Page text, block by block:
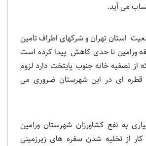
می آید.
استان تهران و شرکهای اطراف تامین
ورامین تا حدی کاهش پیدا کرده است
از تصفیه خانه جنوب پایتخت دارد لزوم
قطره ای در این شهرستان ضروری می
به نفع کشاورزان شهرستان ورامین
از تخلیه شدن سفره های زیرزمینی